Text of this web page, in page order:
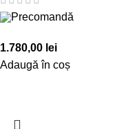
Precomandă
1.780,00 lei
Adaugă în coș